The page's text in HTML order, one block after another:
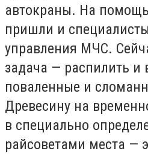
автокраны. На
пришли и
управления МЧС.
задача — распилить и
поваленные и
Древесину на
в специально
райсоветами места —